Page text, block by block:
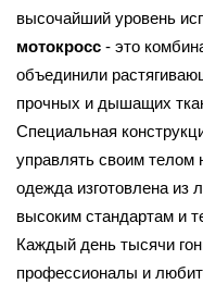
высочайший уровень
мотокросс - это
объединили
прочных и дышащих
Специальная
управлять своим
одежда изготовлена из
высоким стандартам и
Каждый день тысячи
профессионалы и